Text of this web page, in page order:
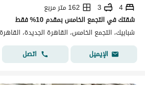
4
3
162 متر مربع
شقتك في التجمع الخامس بمقدم 10% فقط
شبابيك، التجمع الخامس، القاهرة الجديدة، القاهرة
الإيميل
اتصل